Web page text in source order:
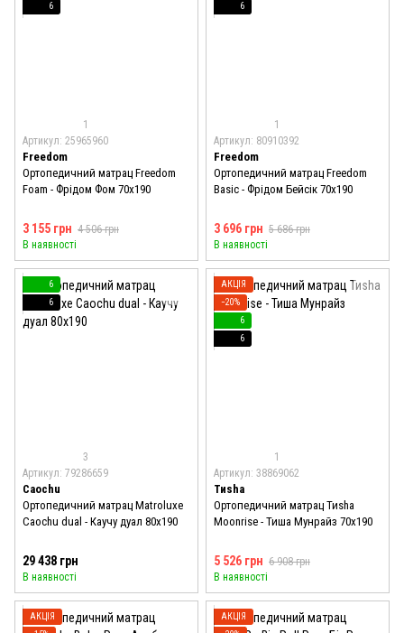
6
1
Артикул: 25965960
Freedom
Ортопедичний матрац Freedom
Foam - Фрідом Фом 70x190
3 155 грн 4 506 грн
В наявності
6
1
Артикул: 80910392
Freedom
Ортопедичний матрац Freedom
Basic - Фрідом Бейсік 70x190
3 696 грн 5 686 грн
В наявності
6
6
3
Артикул: 79286659
Caochu
Ортопедичний матрац Matroluxe
Caochu dual - Каучу дуал 80x190
29 438 грн
В наявності
АКЦІЯ
−20%
6
6
1
Артикул: 38869062
Тиshа
Ортопедичний матрац Тиshа
Moonrise - Тиша Мунрайз 70x190
5 526 грн 6 908 грн
В наявності
АКЦІЯ
АКЦІЯ